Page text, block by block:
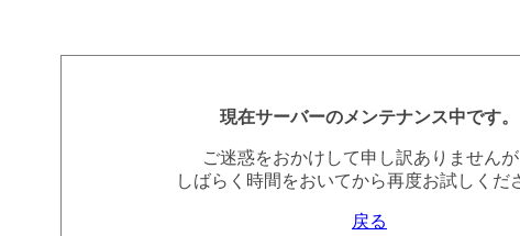
現在サーバーのメンテナンス中です。
ご迷惑をおかけして申し訳ありませんが
しばらく時間をおいてから再度お試しくだ
戻る